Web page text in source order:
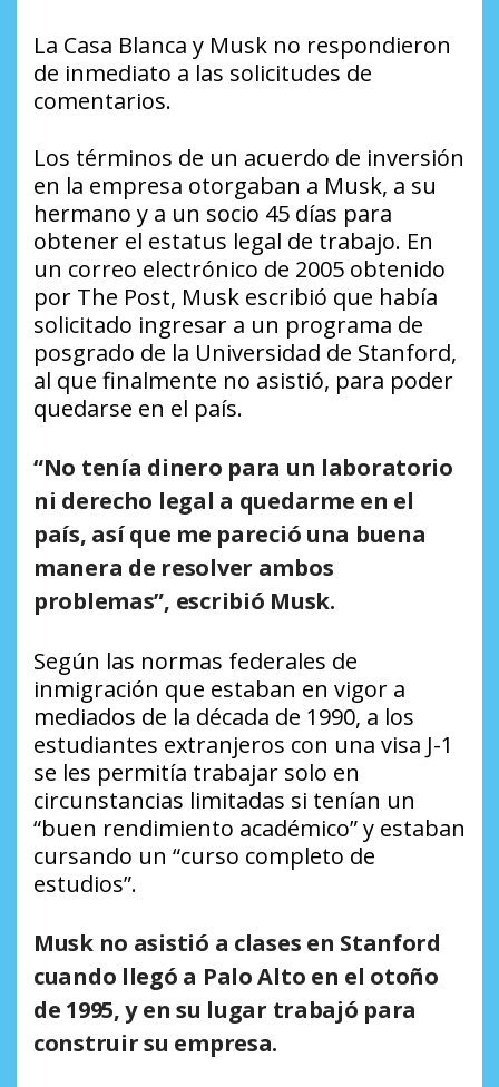
La Casa Blanca y Musk no respondieron
de inmediato a las solicitudes de
comentarios.
Los términos de un acuerdo de inversión
en la empresa otorgaban a Musk, a su
hermano y a un socio 45 días para
obtener el estatus legal de trabajo. En
un correo electrónico de 2005 obtenido
por The Post, Musk escribió que había
solicitado ingresar a un programa de
posgrado de la Universidad de Stanford,
al que finalmente no asistió, para poder
quedarse en el país.
“No tenía dinero para un laboratorio
ni derecho legal a quedarme en el
país, así que me pareció una buena
manera de resolver ambos
problemas”, escribió Musk.
Según las normas federales de
inmigración que estaban en vigor a
mediados de la década de 1990, a los
estudiantes extranjeros con una visa J-1
se les permitía trabajar solo en
circunstancias limitadas si tenían un
“buen rendimiento académico” y estaban
cursando un “curso completo de
estudios”.
Musk no asistió a clases en Stanford
cuando llegó a Palo Alto en el otoño
de 1995, y en su lugar trabajó para
construir su empresa.